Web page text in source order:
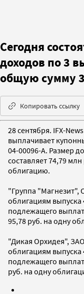
Сегодня
доходов по 3
общую сумму
Копировать ссылку
28 сентября. IFX-
выплачивает
04-00096-A. Размер
составляет 74,79
облигацию.
"Группа "Магнезит",
облигациям выпуска
подлежащего
95,78 руб. на одну
"Дикая Орхидея",
облигациям выпуска
подлежащего
руб. на одну